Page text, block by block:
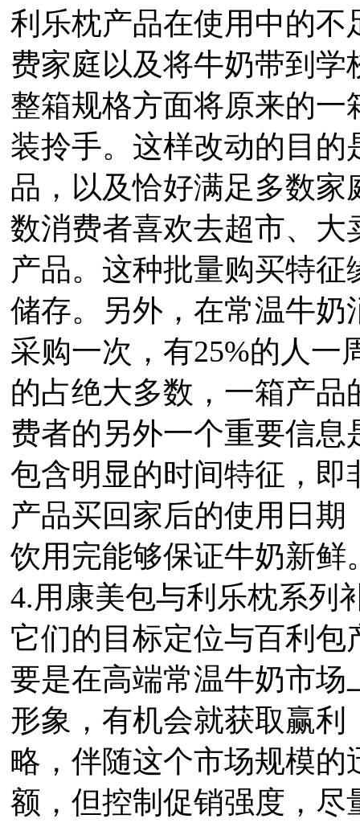
利乐枕产品在使用中的
费家庭以及将牛奶带到
整箱规格方面将原来的一
装拎手。这样改动的目
品，以及恰好满足多数
数消费者喜欢去超市、
产品。这种批量购买特
储存。另外，在常温牛奶
采购一次，有25%的人一
的占绝大多数，一箱产
费者的另外一个重要信
包含明显的时间特征，
产品买回家后的使用日
饮用完能够保证牛奶新鲜
4.用康美包与利乐枕系列
它们的目标定位与百利
要是在高端常温牛奶市
形象，有机会就获取赢
略，伴随这个市场规模
额，但控制促销强度，